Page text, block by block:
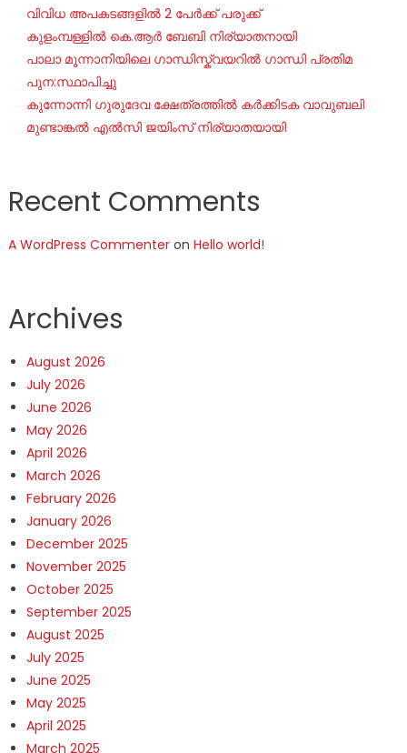
വിവിധ അപകടങ്ങളിൽ 2 പേർക്ക് പരുക്ക്
കുളംമ്പള്ളിൽ കെ.ആർ ബേബി നിര്യാതനായി
പാലാ മൂന്നാനിയിലെ ഗാന്ധിസ്ക്വയറിൽ ഗാന്ധി പ്രതിമ
പുന:സ്ഥാപിച്ചു
കുന്നോന്നി ഗുരുദേവ ക്ഷേത്രത്തിൽ കർക്കിടക വാവുബലി
മുണ്ടാങ്കൽ എൽസി ജയിംസ് നിര്യാതയായി
Recent Comments
A WordPress Commenteron Hello world!
Archives
August 2026
July 2026
June 2026
May 2026
April 2026
March 2026
February 2026
January 2026
December 2025
November 2025
October 2025
September 2025
August 2025
July 2025
June 2025
May 2025
April 2025
March 2025